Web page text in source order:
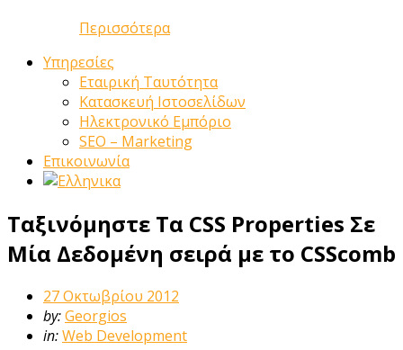
Περισσότερα
Υπηρεσίες
Εταιρική Ταυτότητα
Κατασκευή Ιστοσελίδων
Ηλεκτρονικό Εμπόριο
SEO – Marketing
Επικοινωνία
Ταξινόμηστε Tα CSS Properties Σε
Mία Δεδομένη σειρά με το CSScomb
27 Οκτωβρίου 2012
by:Georgios
in:Web Development